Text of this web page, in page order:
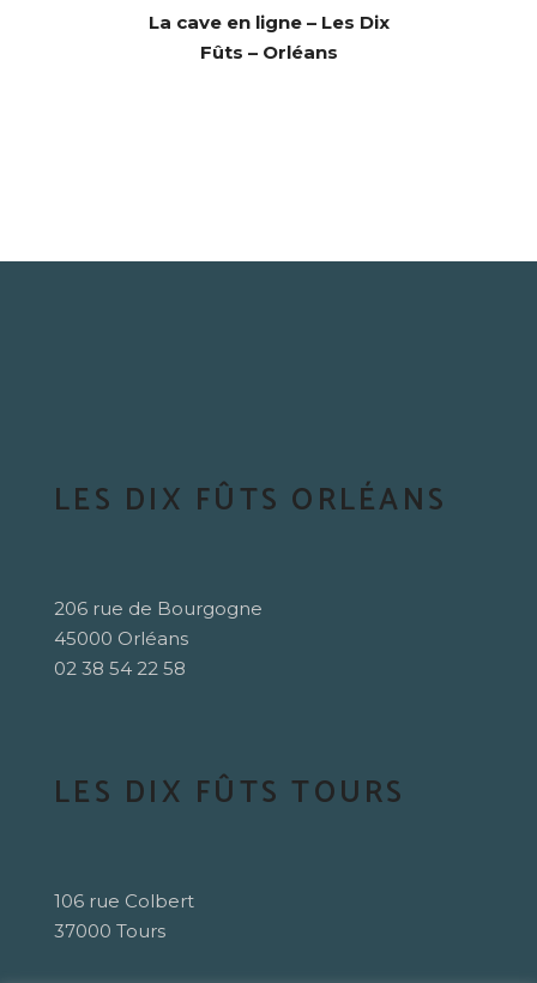
La cave en ligne – Les Dix
Fûts – Orléans
LES DIX FÛTS ORLÉANS
206 rue de Bourgogne
45000 Orléans
02 38 54 22 58
LES DIX FÛTS TOURS
106 rue Colbert
37000 Tours